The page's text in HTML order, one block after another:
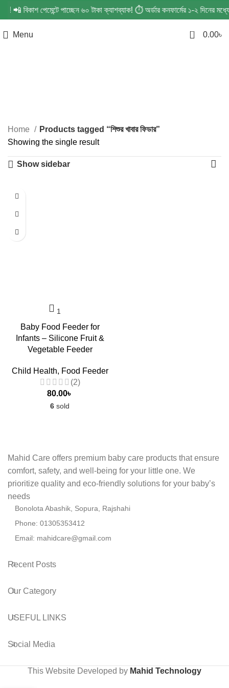
📲 বিকাশ পেমেন্টে পাচ্ছেন ৬০ টাকা ক্যাশব্যাক! ⏱️ অর্ডার কনফার্মের ১-২
Menu 0 0.00৳
Categories
Home
Products tagged “শিশুর খাবার ফিডার”
Showing the single result
Show sidebar
Baby Food Feeder for
Infants – Silicone Fruit &
Vegetable Feeder
Child Health, Food Feeder
(2)
80.00৳
6 sold
Mahid Care offers premium baby care products that ensure
comfort, safety, and well-being for your little one. We
prioritize quality and eco-friendly solutions for your baby’s
needs
Bonolota Abashik, Sopura, Rajshahi
Phone: 01305353412
Email: mahidcare@gmail.com
Recent Posts
Our Category
USEFUL LINKS
Social Media
This Website Developed by Mahid Technology